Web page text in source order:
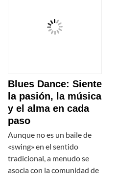
Blues Dance: Siente
la pasión, la música
y el alma en cada
paso
Aunque no es un baile de
«swing» en el sentido
tradicional, a menudo se
asocia con la comunidad de